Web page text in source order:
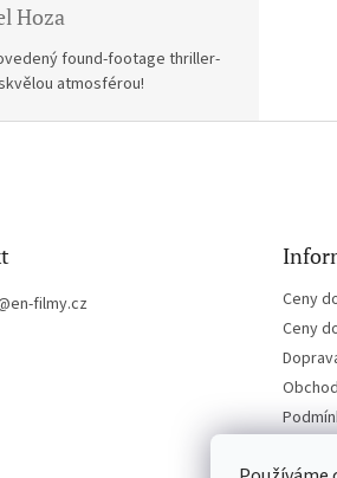
produktu je 5 z 5 hvězdiček.
Hoza
found-footage thriller-
atmosférou!
en-filmy.cz
Ceny
Ceny